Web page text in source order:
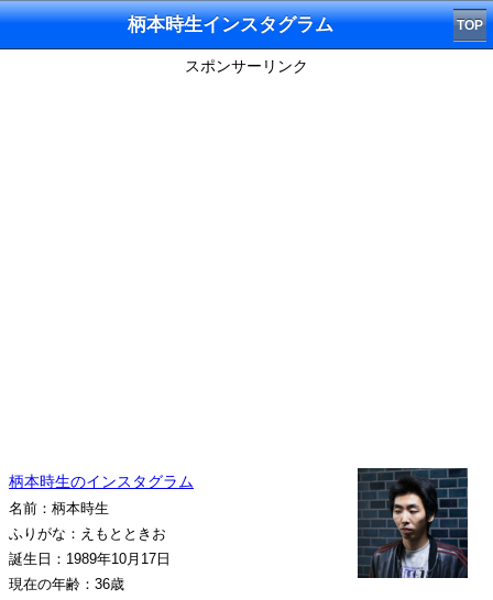
柄本時生インスタグラム TOP
スポンサーリンク
柄本時生のインスタグラム
名前：柄本時生
ふりがな：えもとときお
誕生日：1989年10月17日
現在の年齢：36歳